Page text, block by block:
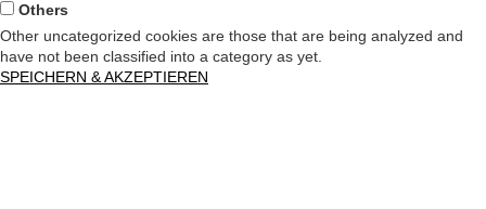
Others
Other uncategorized cookies are those that are being analyzed and
have not been classified into a category as yet.
SPEICHERN & AKZEPTIEREN